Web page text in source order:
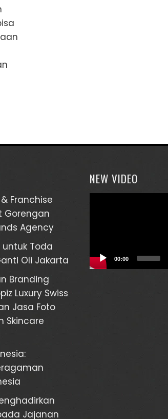
Franchise
Gorengan
Agency
Toda
Oli Jakarta
Branding
Luxury Swiss
Jasa Foto
Skincare
Jajanan
NEW VIDEO
00:00